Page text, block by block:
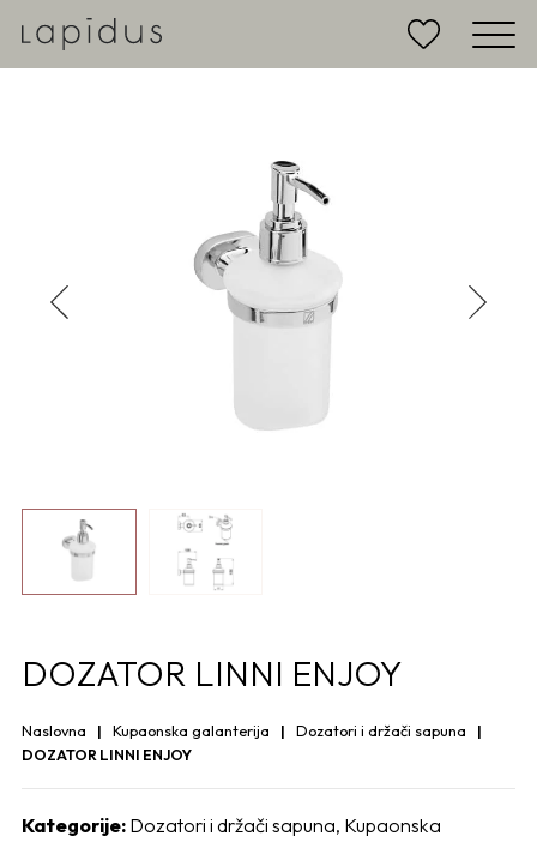
DOZATOR LINNI ENJOY
Naslovna Kupaonska galanterija
Dozatori i držači sapuna
DOZATOR LINNI ENJOY
Kategorije: Dozatori i držači sapuna, Kupaonska